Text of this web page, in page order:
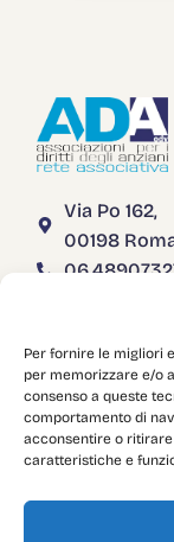
Per fornire le migliori
per memorizzare e/o
consenso a queste
comportamento di
acconsentire o
caratteristiche e
Via Po 162,
00198
C.F.